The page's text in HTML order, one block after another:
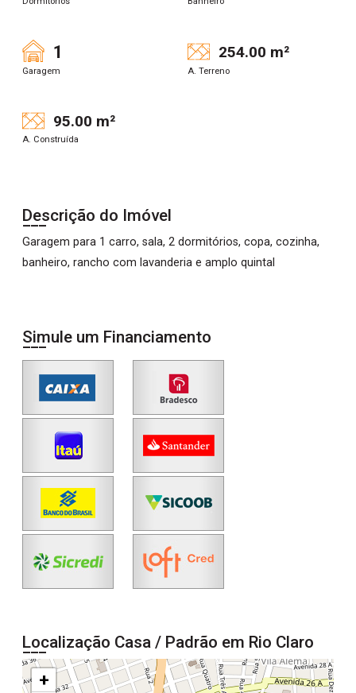
1
Garagem
254.00 m²
A. Terreno
95.00 m²
A. Construída
Descrição do Imóvel
Garagem para 1 carro, sala, 2 dormitórios, copa, cozinha,
banheiro, rancho com lavanderia e amplo quintal
Simule um Financiamento
Localização Casa / Padrão em Rio Claro
+